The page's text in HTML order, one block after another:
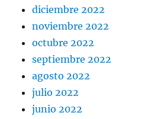
diciembre 2022
noviembre 2022
octubre 2022
septiembre 2022
agosto 2022
julio 2022
junio 2022